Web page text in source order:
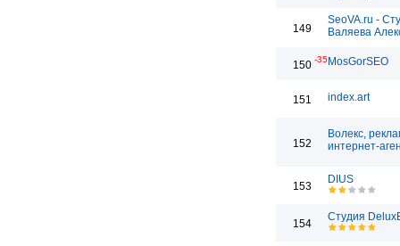
149
SeoVA.ru -
Валяева
150 -35MosGorSEO
151 index.art
152
Волекс,
интернет-
153
DIUS
154
Студия